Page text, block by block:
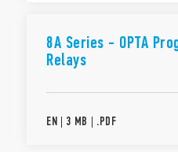
8A Series - OPTA
Relays
EN | 3 MB | .PDF